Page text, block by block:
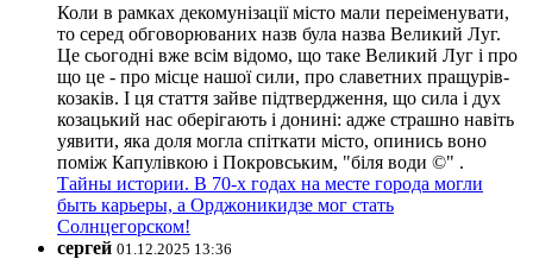
Коли в рамках декомунізації місто мали переіменувати,
то серед обговорюваних назв була назва Великий Луг.
Це сьогодні вже всім відомо, що таке Великий Луг і про
що це - про місце нашої сили, про славетних пращурів-
козаків. І ця стаття зайве підтвердження, що сила і дух
козацький нас оберігають і донині: адже страшно навіть
уявити, яка доля могла спіткати місто, опинись воно
поміж Капулівкою і Покровським, "біля води ©" .
Тайны истории. В 70-х годах на месте города могли
быть карьеры, а Орджоникидзе мог стать
Солнцегорском!
сергей 01.12.2025 13:36